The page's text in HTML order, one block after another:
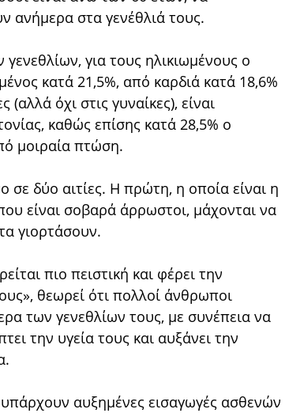
ανήμερα στα γενέθλιά τους.
για τους ηλικιωμένους ο
κατά 21,5%, από καρδιά κατά 18,6%
όχι στις γυναίκες), είναι
καθώς επίσης κατά 28,5% ο
μοιραία πτώση.
σε δύο αιτίες. Η πρώτη, η οποία είναι η
είναι σοβαρά άρρωστοι, μάχονται να
γιορτάσουν.
πιο πειστική και φέρει την
θεωρεί ότι πολλοί άνθρωποι
των γενεθλίων τους, με συνέπεια να
την υγεία τους και αυξάνει την
αυξημένες εισαγωγές ασθενών